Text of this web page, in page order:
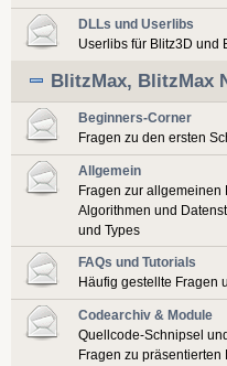
DLLs und Userlibs
Userlibs für Blitz3D und
BlitzMax, BlitzMax
Beginners-Corner
Fragen zu den ersten
Allgemein
Fragen zur allgemeinen
Algorithmen und
und Types
FAQs und Tutorials
Häufig gestellte Fragen
Codearchiv & Module
Quellcode-Schnipsel
Fragen zu